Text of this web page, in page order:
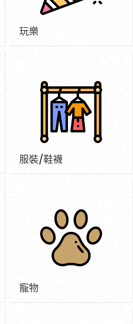
玩樂
服裝/鞋襪
寵物